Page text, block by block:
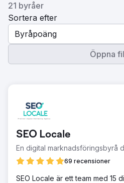
21 byråer
Sortera efter
Byråpoäng
Öppna
SEO Locale
En digital marknadsföringsbyrå
69 recensioner
SEO Locale är ett team med 15